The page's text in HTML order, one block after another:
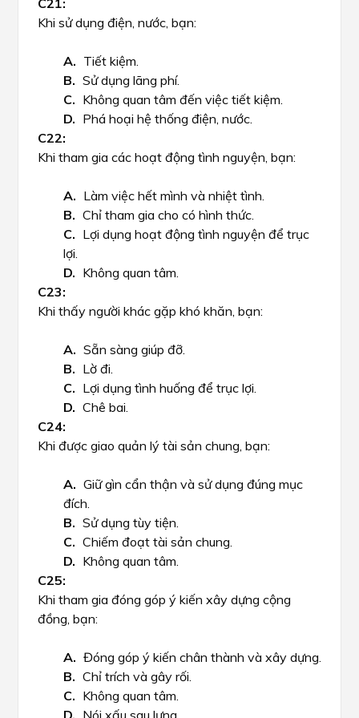
Khi sử dụng điện, nước, bạn:
Tiết kiệm.
Sử dụng lãng phí.
Không quan tâm đến việc tiết kiệm.
Phá hoại hệ thống điện, nước.
Khi tham gia các hoạt động tình nguyện, bạn:
Làm việc hết mình và nhiệt tình.
Chỉ tham gia cho có hình thức.
Lợi dụng hoạt động tình nguyện để trục
lợi.
Không quan tâm.
Khi thấy người khác gặp khó khăn, bạn:
Sẵn sàng giúp đỡ.
Lờ đi.
Lợi dụng tình huống để trục lợi.
Chê bai.
Khi được giao quản lý tài sản chung, bạn:
Giữ gìn cẩn thận và sử dụng đúng mục
đích.
Sử dụng tùy tiện.
Chiếm đoạt tài sản chung.
Không quan tâm.
Khi tham gia đóng góp ý kiến xây dựng cộng
đồng, bạn:
Đóng góp ý kiến chân thành và xây dựng.
Chỉ trích và gây rối.
Không quan tâm.
Nói xấu sau lưng.